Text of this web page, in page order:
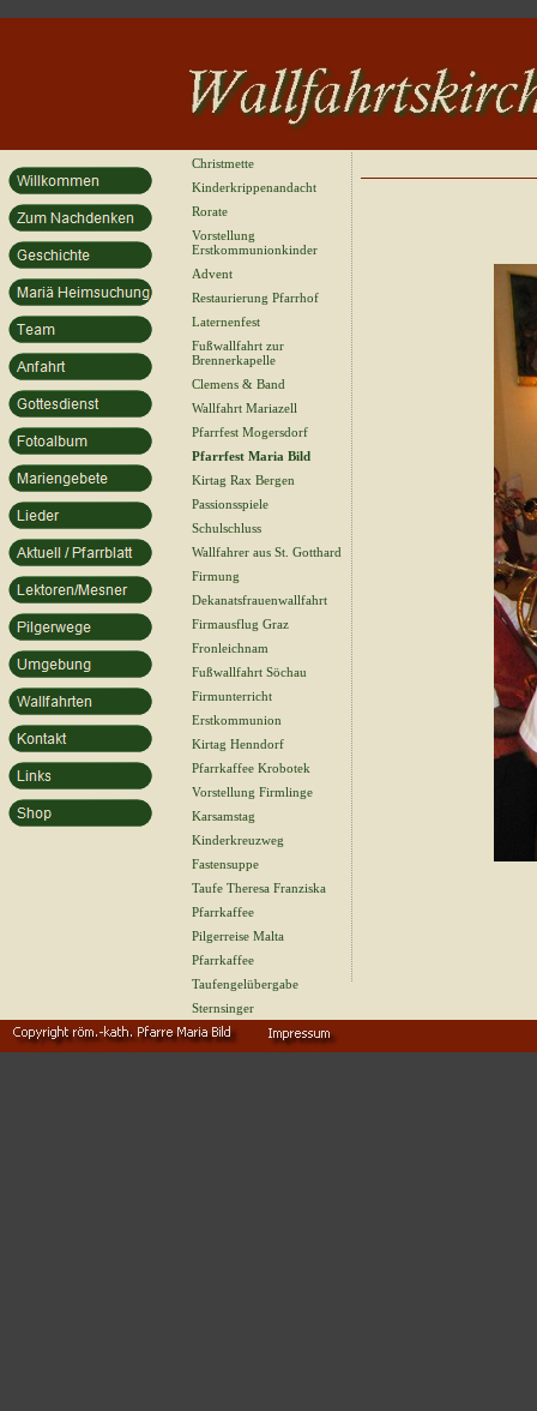
Christmette
Kinderkrippenandacht
Rorate
Vorstellung
Erstkommunionkinder
Advent
Restaurierung Pfarrhof
Laternenfest
Fußwallfahrt zur
Brennerkapelle
Clemens & Band
Wallfahrt Mariazell
Pfarrfest Mogersdorf
Pfarrfest Maria Bild
Kirtag Rax Bergen
Passionsspiele
Schulschluss
Wallfahrer aus St. Gotthard
Firmung
Dekanatsfrauenwallfahrt
Firmausflug Graz
Fronleichnam
Fußwallfahrt Söchau
Firmunterricht
Erstkommunion
Kirtag Henndorf
Pfarrkaffee Krobotek
Vorstellung Firmlinge
Karsamstag
Kinderkreuzweg
Fastensuppe
Taufe Theresa Franziska
Pfarrkaffee
Pilgerreise Malta
Pfarrkaffee
Taufengelübergabe
Sternsinger